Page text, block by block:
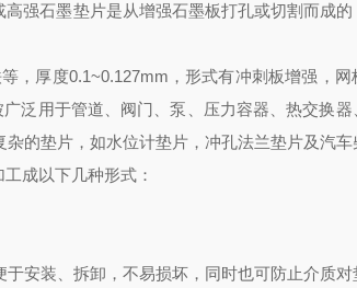
强石墨垫片是从增强石墨板打孔或切割而成
厚度0.1~0.127mm，形式有冲刺板增强，网
泛用于管道、阀门、泵、压力容器、热交换器
的垫片，如水位计垫片，冲孔法兰垫片及汽车
成以下几种形式：
装、拆卸，不易损坏，同时也可防止介质对